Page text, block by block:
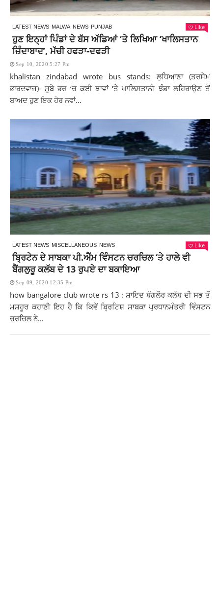
LATEST NEWS MALWA NEWS PUNJAB Like
ਹੁਣ ਇਨ੍ਹਾਂ ਪਿੰਡਾਂ ਦੇ ਬੱਸ ਅੱਡਿਆਂ ‘ਤੇ ਲਿਖਿਆ ‘ਖਾਲਿਸਤਾਨ
ਜ਼ਿੰਦਾਬਾਦ’, ਮੱਚੀ ਹਫੜਾ-ਦਫੜੀ
Sep 10, 2020 5:27 Pm
khalistan zindabad wrote bus stands: ਲੁਧਿਆਣਾ (ਤਰਸੇਮ
ਭਾਰਦਵਾਜ)- ਸੂਬੇ ਭਰ ‘ਚ ਕਈ ਥਾਵਾਂ ‘ਤੇ ਖਾਲਿਸਤਾਨੀ ਝੰਡਾ ਲਹਿਰਾਉਣ ਤੋਂ
ਬਾਅਦ ਹੁਣ ਇਕ ਹੋਰ ਨਵਾਂ...
LATEST NEWS MISCELLANEOUS NEWS Like
ਬ੍ਰਿਟੇਨ ਦੇ ਸਾਬਕਾ ਪੀ.ਐੱਮ ਵਿੰਸਟਨ ਚਰਚਿਲ ‘ਤੇ ਹਾਲੇ ਵੀ
ਬੈਂਗਲੁਰੂ ਕਲੱਬ ਦੇ 13 ਰੁਪਏ ਦਾ ਬਕਾਇਆ
Sep 09, 2020 12:35 Pm
how bangalore club wrote rs 13 : ਸ਼ਾਇਦ ਬੰਗਲੌਰ ਕਲੱਬ ਦੀ ਸਭ ਤੋਂ
ਮਸ਼ਹੂਰ ਕਹਾਣੀ ਇਹ ਹੈ ਕਿ ਕਿਵੇਂ ਬ੍ਰਿਟਿਸ਼ ਸਾਬਕਾ ਪ੍ਰਧਾਨਮੰਤਰੀ ਵਿੰਸਟਨ
ਚਰਚਿਲ ਨੇ...